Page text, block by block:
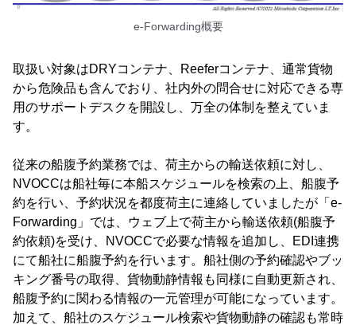
e-Forwarding概要
取扱い対象はDRYコンテナ、Reeferコンテナ、通常貨物
から危険品も含んでおり、社内外の問合せに対応できる専
用のサポートデスクを開設し、万全の体制を整えていま
す。
従来の船腹予約業務では、荷主からの輸送依頼に対し、
NVOCCは船社毎に本船スケジュールを検索の上、船腹予
約を行い、予約状況を都度荷主に連絡していましたが「e-
Forwarding」では、ウェブ上で荷主から輸送依頼(船腹予
約依頼)を受け、NVOCCで必要な情報を追加し、EDI連携
にて船社に船腹予約を行います。船社側の予約確認やブッ
キング番号の取得、貨物動静情報も同様に自動更新され、
船腹予約に関わる情報の一元管理が可能になっています。
加えて、船社のスケジュール検索や貨物動静の確認も常時